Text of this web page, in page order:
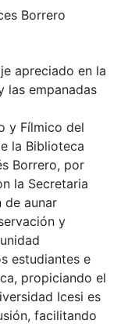
Borrero
apreciado en la
las empanadas
y Fílmico del
la Biblioteca
Borrero, por
la Secretaria
de aunar
y
estudiantes e
propiciando el
Icesi es
facilitando